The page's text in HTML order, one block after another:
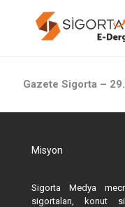
Gazete Sigorta –
Misyon
Sigorta Medya
sigortaları, konut